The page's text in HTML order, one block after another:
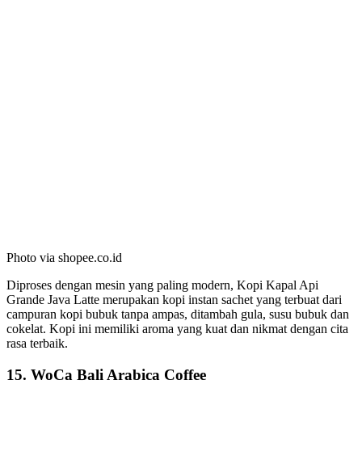
Photo via shopee.co.id
Diproses dengan mesin yang paling modern, Kopi Kapal Api
Grande Java Latte merupakan kopi instan sachet yang terbuat dari
campuran kopi bubuk tanpa ampas, ditambah gula, susu bubuk dan
cokelat. Kopi ini memiliki aroma yang kuat dan nikmat dengan cita
rasa terbaik.
15. WoCa Bali Arabica Coffee